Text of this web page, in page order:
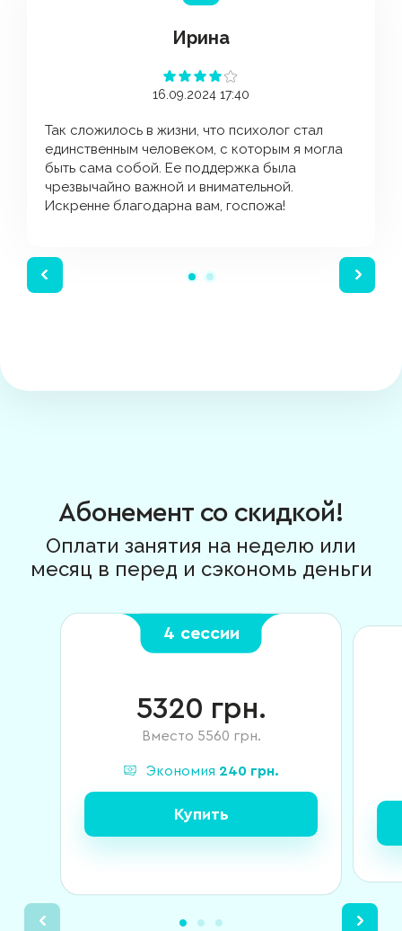
Ирина
16.09.2024 17:40
Так сложилось в жизни, что психолог стал
единственным человеком, с которым я могла
быть сама собой. Ее поддержка была
чрезвычайно важной и внимательной.
Искренне благодарна вам, госпожа!
Абонемент со скидкой!
Оплати занятия на неделю или
месяц в перед и сэкономь деньги
4 сессии
5320 грн.
Вместо 5560 грн.
Экономия 240 грн.
Купить